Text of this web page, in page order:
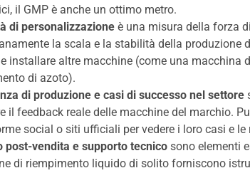
il GMP è anche un ottimo metro.
di personalizzazione è una misura della forza
la scala e la stabilità della produzione
installare altre macchine (come una macchina
di azoto).
di produzione e casi di successo nel settore
il feedback reale delle macchine del marchio.
social o siti ufficiali per vedere i loro casi e le
post-vendita e supporto tecnico sono elementi
di riempimento liquido di solito forniscono